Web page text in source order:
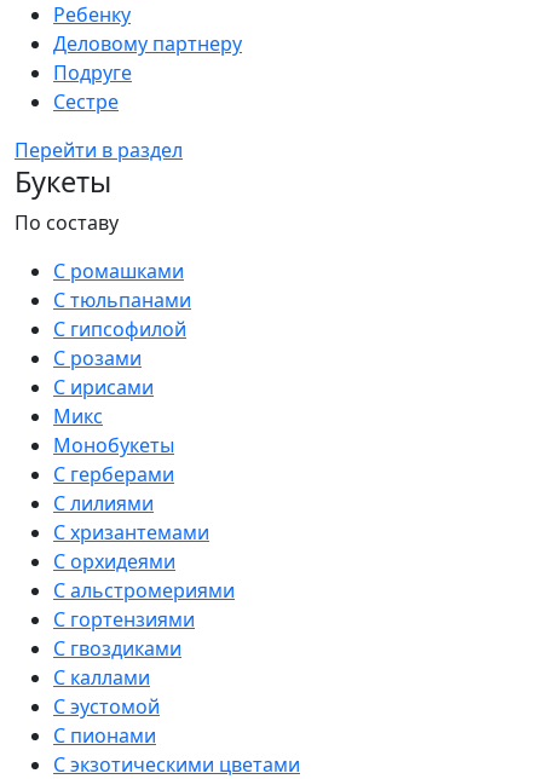
Ребенку
Деловому партнеру
Подруге
Сестре
Перейти в раздел
Букеты
По составу
С ромашками
С тюльпанами
С гипсофилой
С розами
С ирисами
Микс
Монобукеты
С герберами
С лилиями
С хризантемами
С орхидеями
С альстромериями
С гортензиями
С гвоздиками
С каллами
С эустомой
С пионами
С экзотическими цветами